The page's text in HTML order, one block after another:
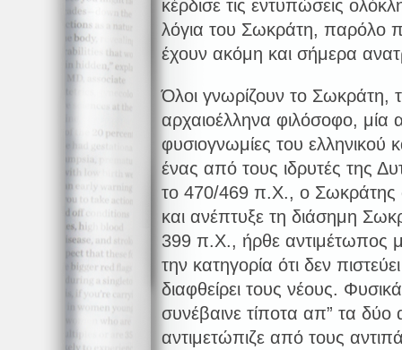
κέρδισε τις εντυπώσεις
λόγια του Σωκράτη, παρόλο
έχουν ακόμη και σήμερα
Όλοι γνωρίζουν το Σωκράτη,
αρχαιοέλληνα φιλόσοφο, μία
φυσιογνωμίες του ελληνικού
ένας από τους ιδρυτές της
το 470/469 π.Χ., ο Σωκράτης
και ανέπτυξε τη διάσημη
399 π.Χ., ήρθε αντιμέτωπος
την κατηγορία ότι δεν
διαφθείρει τους νέους.
συνέβαινε τίποτα απ” τα δύο
αντιμετώπιζε από τους